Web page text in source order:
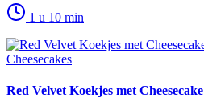
1 u 10 min
Cheesecakes
Red Velvet Koekjes met Cheesecake